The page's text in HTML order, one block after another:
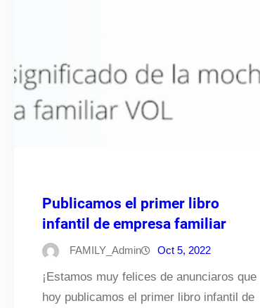
Publicamos el primer libro
infantil de empresa familiar
FAMILY_Admin Oct 5, 2022
¡Estamos muy felices de anunciaros que
hoy publicamos el primer libro infantil de